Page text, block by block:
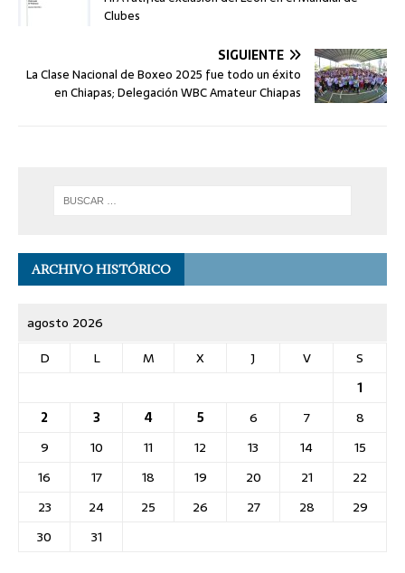
Clubes
SIGUIENTE
La Clase Nacional de Boxeo 2025 fue todo un éxito
en Chiapas; Delegación WBC Amateur Chiapas
ARCHIVO HISTÓRICO
agosto 2026
D
L M X J V
S
1
2
3 4 5 6 7
8
9
10 11 12 13 14
15
16
17 18 19 20 21
22
23
24 25 26 27 28
29
30
31